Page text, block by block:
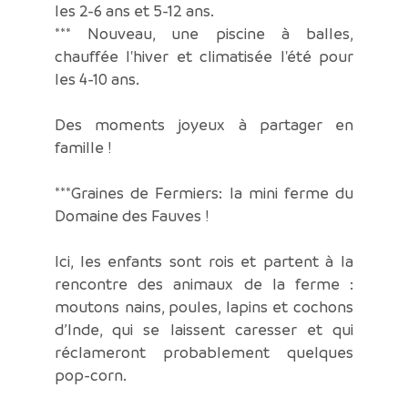
les 2-6 ans et 5-12 ans.
*** Nouveau, une piscine à balles,
chauffée l'hiver et climatisée l'été pour
les 4-10 ans.
Des moments joyeux à partager en
famille !
***Graines de Fermiers: la mini ferme du
Domaine des Fauves !
Ici, les enfants sont rois et partent à la
rencontre des animaux de la ferme :
moutons nains, poules, lapins et cochons
d’Inde, qui se laissent caresser et qui
réclameront probablement quelques
pop-corn.